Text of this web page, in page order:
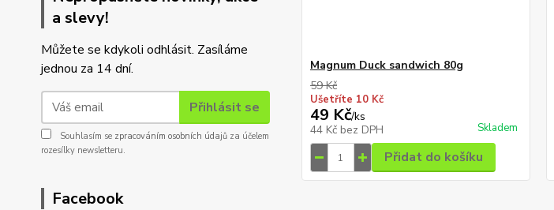
a slevy!
Můžete se kdykoli odhlásit. Zasíláme
jednou za 14 dní.
Přihlásit se
Souhlasím se zpracováním osobních údajů za účelem
rozesílky newsletteru.
Facebook
Magnum Duck sandwich 80g
59 Kč
Ušetříte 10 Kč
49 Kč/ks
44 Kč bez DPH Skladem
Přidat do košíku